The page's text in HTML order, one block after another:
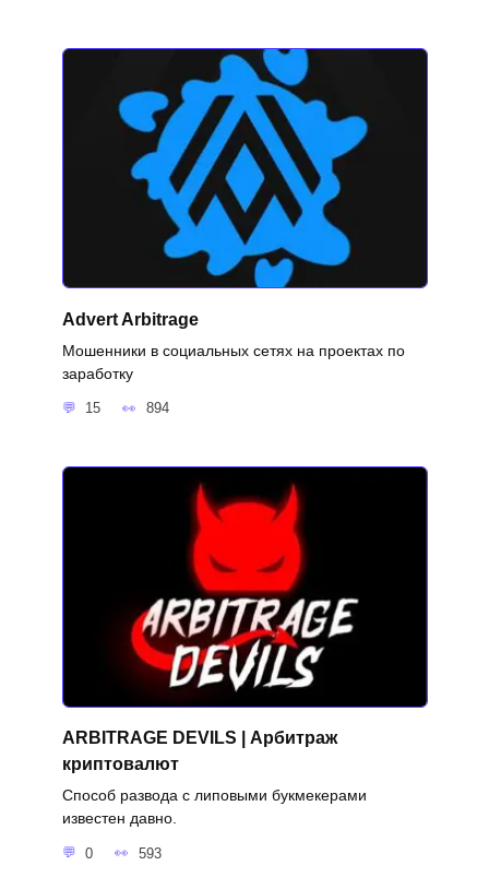
Advert Arbitrage
Мошенники в социальных сетях на проектах по
заработку
15 894
ARBITRAGE DEVILS | Арбитраж
криптовалют
Способ развода с липовыми букмекерами
известен давно.
0 593